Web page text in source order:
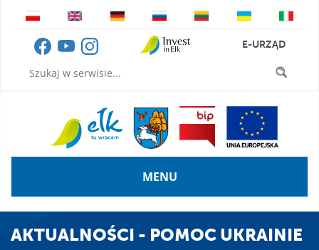
E-URZĄD
MENU
AKTUALNOŚCI - POMOC UKRAINIE